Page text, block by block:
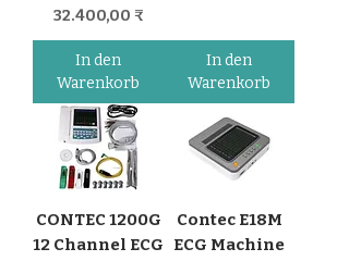
Preis
32.400,00 ₹
In den
Warenkorb
In den
Warenkorb
CONTEC 1200G
12 Channel ECG
Contec E18M
ECG Machine